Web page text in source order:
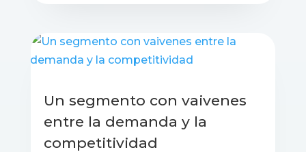
Un segmento con vaivenes
entre la demanda y la
competitividad